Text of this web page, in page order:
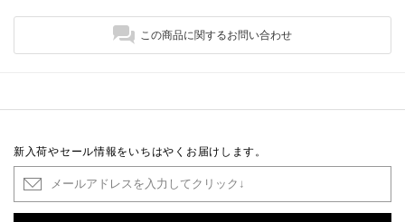
この商品に関するお問い合わせ
新入荷やセール情報をいちはやくお届けします。